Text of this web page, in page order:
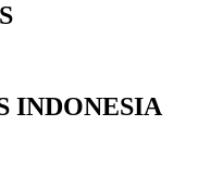
INDONESIA